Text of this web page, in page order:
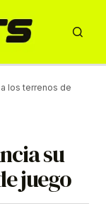
los terrenos de
su
juego